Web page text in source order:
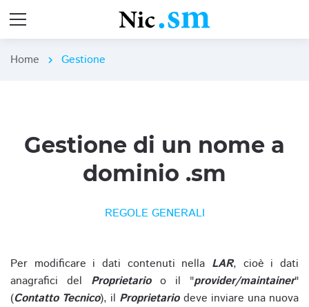
Home chevron_right Gestione
Gestione di un nome a
dominio .sm
REGOLE GENERALI
Per modificare i dati contenuti nella LAR, cioè i dati
anagrafici del Proprietarioo il "provider/maintainer"
(Contatto Tecnico), il Proprietariodeve inviare una nuova